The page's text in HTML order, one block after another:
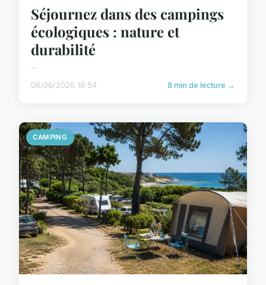
Séjournez dans des campings
écologiques : nature et
durabilité
...
06/06/2026 18:54 8 min de lecture →
CAMPING